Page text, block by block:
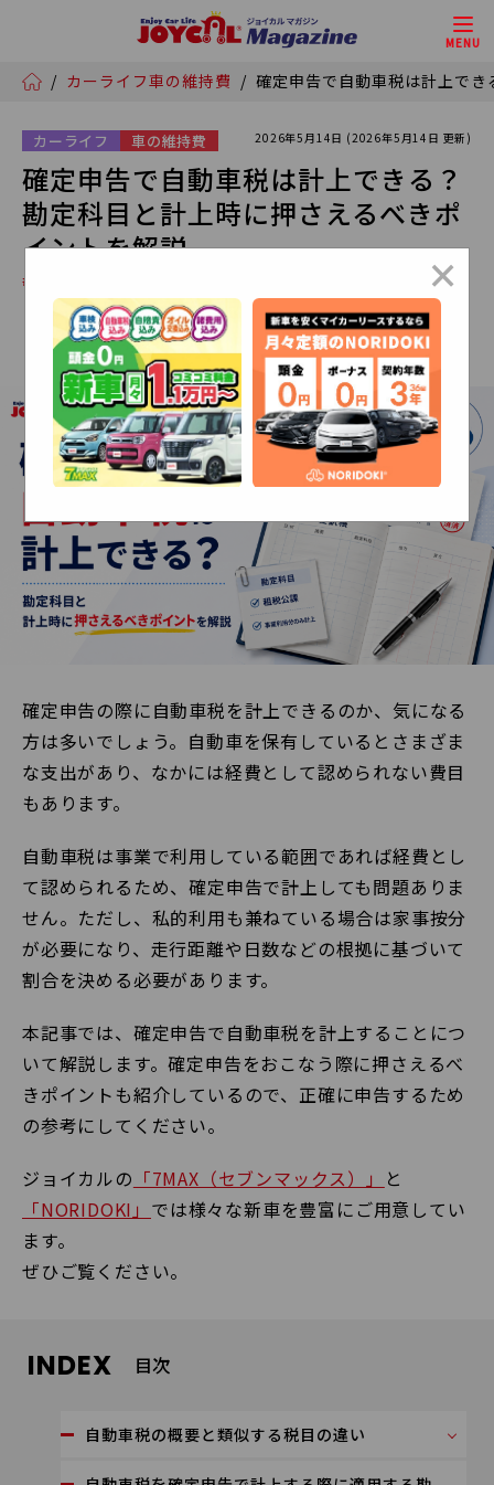
MENU
/ カーライフ車の維持費 / 確定申告で自動車税は計上で
カーライフ 車の維持費 2026年5月14日 (2026年5月14日 更新)
確定申告で自動車税は計上できる？
勘定科目と計上時に押さえるべきポ
イントを解説
# セブンマックス
確定申告の際に自動車税を計上できるのか、気になる
方は多いでしょう。自動車を保有しているとさまざま
な支出があり、なかには経費として認められない費目
もあります。
自動車税は事業で利用している範囲であれば経費とし
て認められるため、確定申告で計上しても問題ありま
せん。ただし、私的利用も兼ねている場合は家事按分
が必要になり、走行距離や日数などの根拠に基づいて
割合を決める必要があります。
本記事では、確定申告で自動車税を計上することにつ
いて解説します。確定申告をおこなう際に押さえるべ
きポイントも紹介しているので、正確に申告するため
の参考にしてください。
ジョイカルの 「7MAX（セブンマックス）」
と
「NORIDOKI」 では様々な新車を豊富にご用意してい
ます。
ぜひご覧ください。
INDEX 目次
自動車税の概要と類似する税目の違い
×